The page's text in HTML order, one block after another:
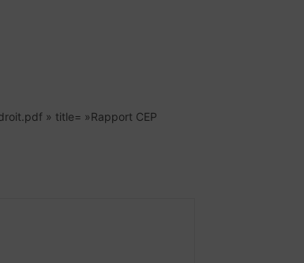
» title= »Rapport CEP